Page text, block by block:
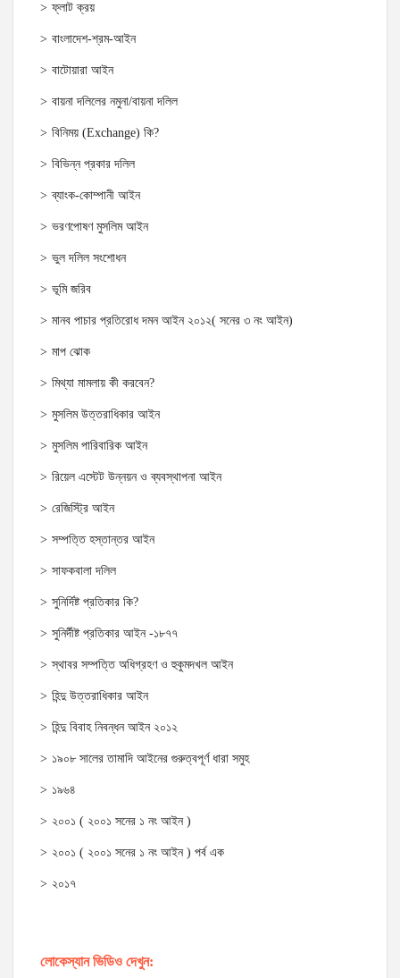
ফ্লাট ক্রয়
বাংলাদেশ-শ্রম-আইন
বাটোয়ারা আইন
বায়না দলিলের নমুনা/বায়না দলিল
বিনিময় (Exchange) কি?
বিভিন্ন প্রকার দলিল
ব্যাংক-কোম্পানী আইন
ভরণপোষণ মুসলিম আইন
ভুল দলিল সংশোধন
ভূমি জরিব
মানব পাচার প্রতিরোধ দমন আইন ২০১২( সনের ৩ নং আইন)
মাপ ঝোক
মিথ্যা মামলায় কী করবেন?
মুসলিম উত্তরাধিকার আইন
মুসলিম পারিবারিক আইন
রিয়েল এস্টেট উন্নয়ন ও ব্যবস্থাপনা আইন
রেজিস্ট্রি আইন
সম্পত্তি হস্তান্তর আইন
সাফকবালা দলিল
সুনির্দিষ্ট প্রতিকার কি?
সুনির্দীষ্ট প্রতিকার আইন -১৮৭৭
স্থাবর সম্পত্তি অধিগ্রহণ ও হুকুমদখল আইন
হিন্দু উত্তরাধিকার আইন
হিন্দু বিবাহ নিবন্ধন আইন ২০১২
১৯০৮ সালের তামাদি আইনের গুরুত্বপূর্ণ ধারা সমুহ
১৯৬৪
২০০১ ( ২০০১ সনের ১ নং আইন )
২০০১ ( ২০০১ সনের ১ নং আইন ) পর্ব এক
২০১৭
লোকেস্যান ভিডিও দেখুন: